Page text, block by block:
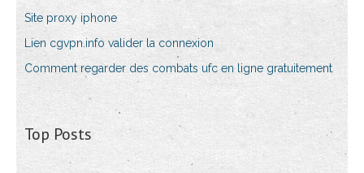
Site proxy iphone
Lien cgvpn.info valider la connexion
Comment regarder des combats ufc en ligne gratuitement
Top Posts